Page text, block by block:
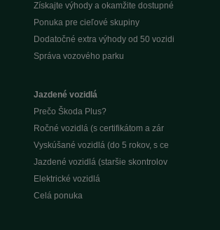
Získajte výhody a okamžite dostupné
Ponuka pre cieľové skupiny
Dodatočné extra výhody od 50 vozidi
Správa vozového parku
Jazdené vozidlá
Prečo Škoda Plus?
Ročné vozidlá (s certifikátom a zár
Vyskúšané vozidlá (do 5 rokov, s ce
Jazdené vozidlá (staršie skontrolov
Elektrické vozidlá
Celá ponuka